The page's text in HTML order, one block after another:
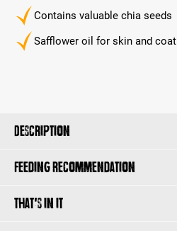
Contains valuable chia seeds
Safflower oil for skin and coat
Description
Feeding recommendation
That's in it